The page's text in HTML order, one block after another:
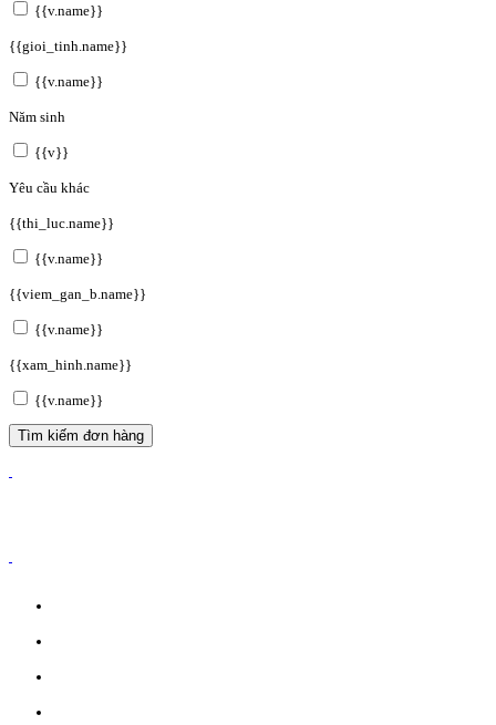
{{v.name}}
{{gioi_tinh.name}}
{{v.name}}
Năm sinh
{{v}}
Yêu cầu khác
{{thi_luc.name}}
{{v.name}}
{{viem_gan_b.name}}
{{v.name}}
{{xam_hinh.name}}
{{v.name}}
Tìm kiếm đơn hàng